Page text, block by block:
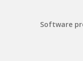
Software